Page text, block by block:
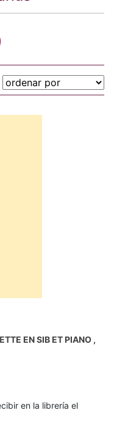
EN SIB ET PIANO ,
en la librería el